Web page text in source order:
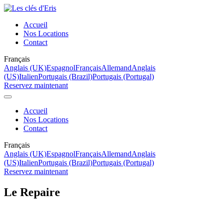
Accueil
Nos Locations
Contact
Français
Anglais (UK)EspagnolFrançaisAllemandAnglais
(US)ItalienPortugais (Brazil)Portugais (Portugal)
Reservez maintenant
Accueil
Nos Locations
Contact
Français
Anglais (UK)EspagnolFrançaisAllemandAnglais
(US)ItalienPortugais (Brazil)Portugais (Portugal)
Reservez maintenant
Le Repaire